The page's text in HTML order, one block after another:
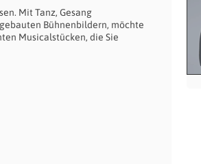
Mit Tanz, Gesang
Bühnenbildern, möchte
Musicalstücken, die Sie